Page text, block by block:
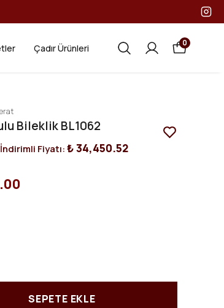
Çadır Ürünleri 0
Bileklik BL1062
Fiyatı:₺ 34,450.52
SEPETE EKLE